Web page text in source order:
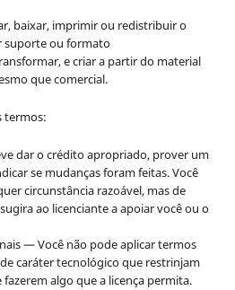
baixar, imprimir ou redistribuir o
suporte ou formato
e criar a partir do material
que comercial.
termos:
dar o crédito apropriado, prover um
se mudanças foram feitas. Você
circunstância razoável, mas de
ao licenciante a apoiar você ou o
— Você não pode aplicar termos
caráter tecnológico que restrinjam
algo que a licença permita.